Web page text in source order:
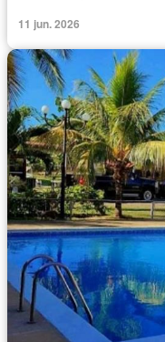
11 jun. 2026